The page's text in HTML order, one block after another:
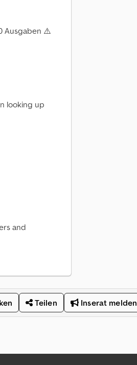
Ausgaben ⚠️
looking up
and
Teilen Inserat melden